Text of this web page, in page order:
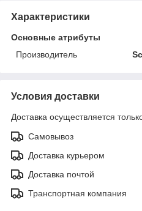
Характеристики
Основные атрибуты
Производитель
Условия доставки
Доставка осуществляется
Самовывоз
Доставка курьером
Доставка почтой
Транспортная компания